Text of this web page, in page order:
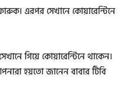
এরপর সেখানে কোয়ারেন্টিনে
গিয়ে কোয়ারেন্টিনে থাকেন।
হয়তো জানেন বাবার টিবি